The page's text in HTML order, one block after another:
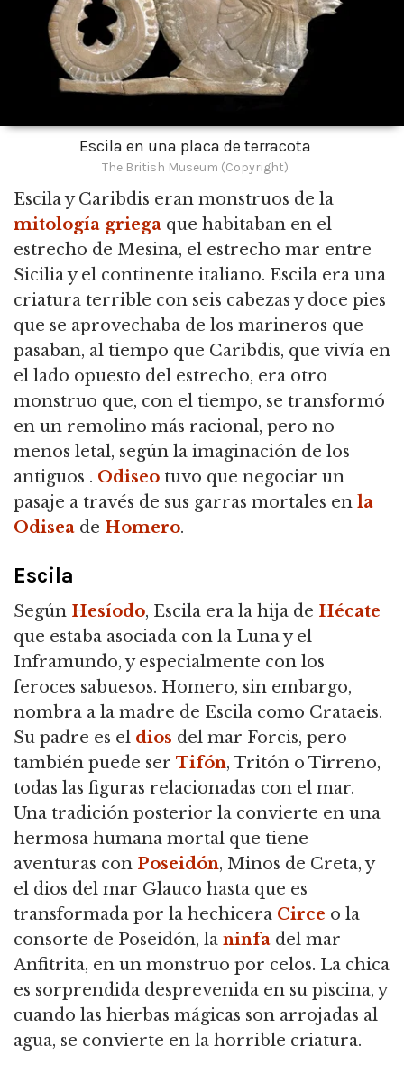
Escila en una placa de terracota
The British Museum (Copyright)
Escila y Caribdis eran monstruos de la
mitología griega que habitaban en el
estrecho de Mesina, el estrecho mar entre
Sicilia y el continente italiano. Escila era una
criatura terrible con seis cabezas y doce pies
que se aprovechaba de los marineros que
pasaban, al tiempo que Caribdis, que vivía en
el lado opuesto del estrecho, era otro
monstruo que, con el tiempo, se transformó
en un remolino más racional, pero no
menos letal, según la imaginación de los
antiguos . Odiseo tuvo que negociar un
pasaje a través de sus garras mortales en la
Odisea de Homero.
Escila
Según Hesíodo, Escila era la hija de Hécate
que estaba asociada con la Luna y el
Inframundo, y especialmente con los
feroces sabuesos. Homero, sin embargo,
nombra a la madre de Escila como Crataeis.
Su padre es el dios del mar Forcis, pero
también puede ser Tifón, Tritón o Tirreno,
todas las figuras relacionadas con el mar.
Una tradición posterior la convierte en una
hermosa humana mortal que tiene
aventuras con Poseidón, Minos de Creta, y
el dios del mar Glauco hasta que es
transformada por la hechicera Circe o la
consorte de Poseidón, la ninfa del mar
Anfitrita, en un monstruo por celos. La chica
es sorprendida desprevenida en su piscina, y
cuando las hierbas mágicas son arrojadas al
agua, se convierte en la horrible criatura.